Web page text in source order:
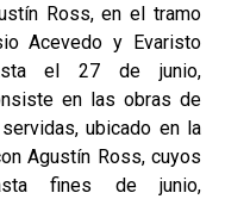
Ross, en el tramo
Acevedo y Evaristo
el 27 de junio,
en las obras de
ubicado en la
Agustín Ross, cuyos
fines de junio,